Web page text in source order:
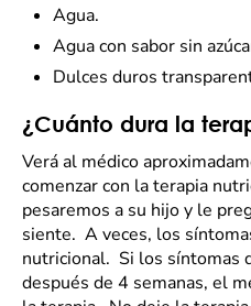
Agua.
Agua con sabor sin
Dulces duros
¿Cuánto dura la
Verá al médico
comenzar con la terapia
pesaremos a su hijo y le
siente. A veces, los
nutricional. Si los síntomas
después de 4 semanas, el